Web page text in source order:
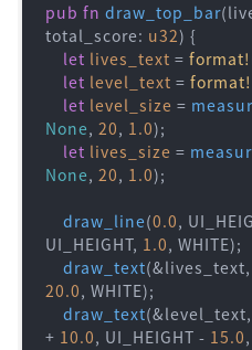
pub fn draw_top_bar
total_score: u32) {
let lives_text = format!
let level_text = format!
let level_size =
None, 20, 1.0);
let lives_size =
None, 20, 1.0);
draw_line(0.0,
UI_HEIGHT, 1.0, WHITE);
draw_text(&lives_text,
20.0, WHITE);
draw_text(&level_text,
+ 10.0, UI_HEIGHT - 15.0,